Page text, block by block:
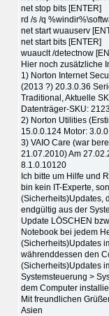
net stop bits [ENTER]
rd /s /q
net start wuauserv
net start bits [ENTER]
wuauclt /detectnow
Hier noch zusätzliche
1) Norton Internet
(2013 ?) 20.3.0.36
Traditional, Aktuelle
Datenträger-SKU:
2) Norton Utilities
15.0.0.124 Motor:
3) VAIO Care (war
21.07.2010) Am
8.1.0.10120
Ich bitte um Hilfe und
bin kein IT-Experte,
(Sicherheits)Updates,
endgültig aus der
Update LÖSCHEN
Notebook bei jedem
(Sicherheits)Updates
währenddessen den
(Sicherheits)Updates
Systemsteuerung >
dem Computer
Mit freundlichen
Asien